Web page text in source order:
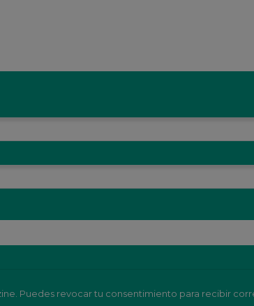
Puedes revocar tu consentimiento para recibir